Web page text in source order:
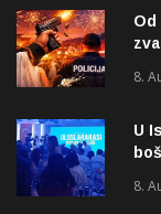
Od
8.
U
8.